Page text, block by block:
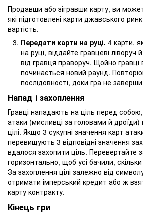
Продавши або зігравши карту, ви
які підготовлені карти джавського
вартість.
Передати карти на руці. 4 карти,
на руці, віддайте гравцеві ліворуч
від гравця праворуч. Щойно гравці
починається новий раунд.
послідовності, доки гра не
Напад і захоплення
Гравці нападають на ціль перед
атаки (мисливці за головами й дроїди)
цілі. Якщо 3 сукупні значення карт
перевищують 3 відповідні значення
вдалося захопити ціль. Перевертайте
горизонтально, щоб усі бачили,
За захоплення цілі залежно від
отримати імперський кредит або ж
карту контракту.
Кінець гри